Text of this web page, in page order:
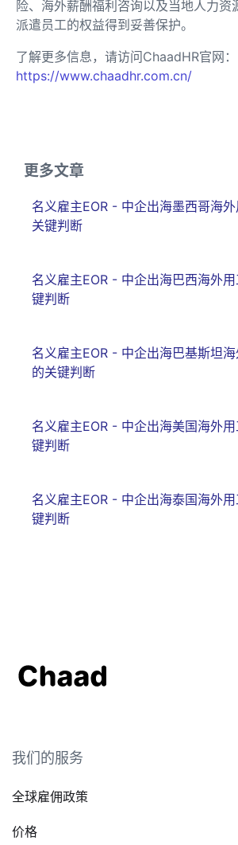
险、海外薪酬福利咨询以及当地人力资
派遣员工的权益得到妥善保护。
了解更多信息，请访问ChaadHR官网：
https://www.chaadhr.com.cn/
更多文章
名义雇主EOR - 中企出海墨西哥海
关键判断
名义雇主EOR - 中企出海巴西海外
键判断
名义雇主EOR - 中企出海巴基斯坦
的关键判断
名义雇主EOR - 中企出海美国海外
键判断
名义雇主EOR - 中企出海泰国海外
键判断
我们的服务
全球雇佣政策
价格